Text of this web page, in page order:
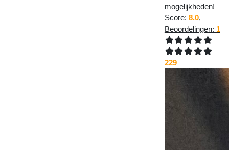
mogelijkheden!
Score: 8.0,
Beoordelingen: 1
229